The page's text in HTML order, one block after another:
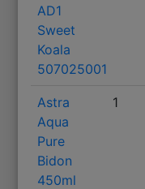
AD1
Sweet
Koala
507025001
Astra
Aqua
Pure
Bidon
450ml
1